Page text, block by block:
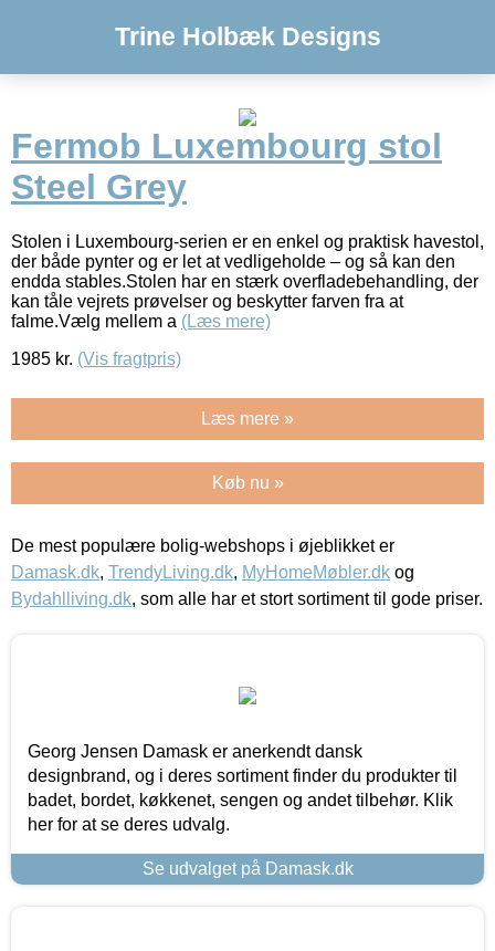
Trine Holbæk Designs
Fermob Luxembourg stol
Steel Grey
Stolen i Luxembourg-serien er en enkel og praktisk havestol,
der både pynter og er let at vedligeholde – og så kan den
endda stables.Stolen har en stærk overfladebehandling, der
kan tåle vejrets prøvelser og beskytter farven fra at
falme.Vælg mellem a (Læs mere)
1985 kr. (Vis fragtpris)
Læs mere »
Køb nu »
De mest populære bolig-webshops i øjeblikket er
Damask.dk, TrendyLiving.dk, MyHomeMøbler.dk og
Bydahlliving.dk, som alle har et stort sortiment til gode priser.
Georg Jensen Damask er anerkendt dansk
designbrand, og i deres sortiment finder du produkter til
badet, bordet, køkkenet, sengen og andet tilbehør. Klik
her for at se deres udvalg.
Se udvalget på Damask.dk